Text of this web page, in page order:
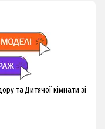
та Дитячої кімнати зі